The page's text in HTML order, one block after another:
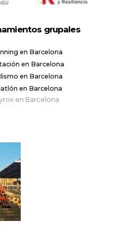
grupales
en Barcelona
en Barcelona
en Barcelona
en Barcelona
en Barcelona